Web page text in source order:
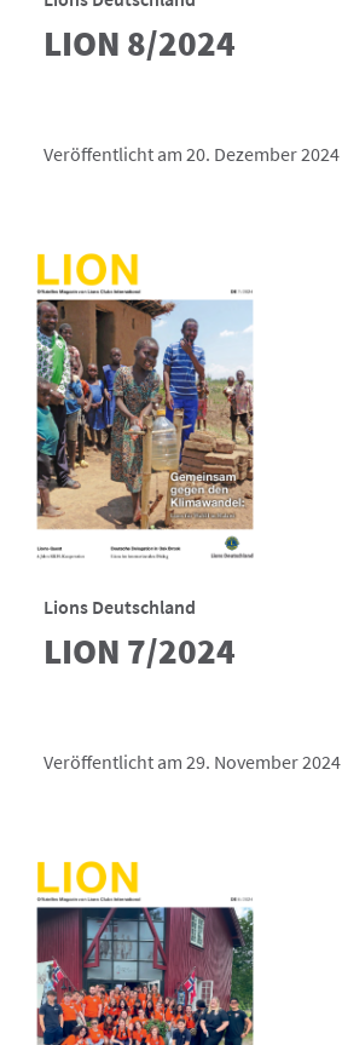
LION 8/2024
Veröffentlicht am 20. Dezember 2024
Lions Deutschland
LION 7/2024
Veröffentlicht am 29. November 2024